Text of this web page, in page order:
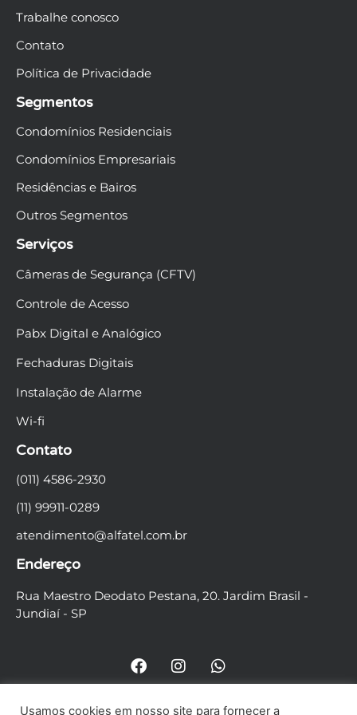
Trabalhe conosco
Contato
Política de Privacidade
Segmentos
Condomínios Residenciais
Condomínios Empresariais
Residências e Bairos
Outros Segmentos
Serviços
Câmeras de Segurança (CFTV)
Controle de Acesso
Pabx Digital e Analógico
Fechaduras Digitais
Instalação de Alarme
Wi-fi
Contato
(011) 4586-2930
(11) 99911-0289
atendimento@alfatel.com.br
Endereço
Rua Maestro Deodato Pestana, 20. Jardim Brasil -
Jundiaí - SP
Usamos cookies em nosso site para fornecer a